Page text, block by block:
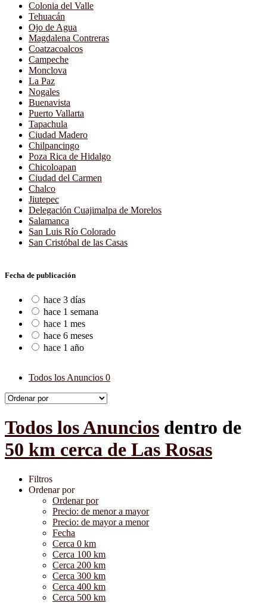
Colonia del Valle
Tehuacán
Ojo de Agua
Magdalena Contreras
Coatzacoalcos
Campeche
Monclova
La Paz
Nogales
Buenavista
Puerto Vallarta
Tapachula
Ciudad Madero
Chilpancingo
Poza Rica de Hidalgo
Chicoloapan
Ciudad del Carmen
Chalco
Jiutepec
Delegación Cuajimalpa de Morelos
Salamanca
San Luis Río Colorado
San Cristóbal de las Casas
Fecha de publicación
hace 3 días
hace 1 semana
hace 1 mes
hace 6 meses
hace 1 año
Todos los Anuncios 0
Todos los Anuncios dentro de
50 km cerca de Las Rosas
Filtros
Ordenar por
Ordenar por
Precio: de menor a mayor
Precio: de mayor a menor
Fecha
Cerca 0 km
Cerca 100 km
Cerca 200 km
Cerca 300 km
Cerca 400 km
Cerca 500 km